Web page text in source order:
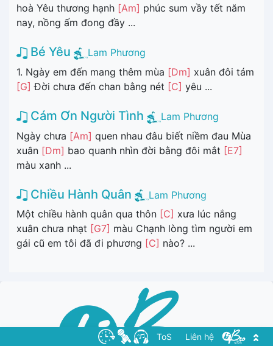
hoà Yêu thương hạnh [Am] phúc sum vầy tết năm
nay, nồng ấm đong đầy ...
Bé Yêu
Lam Phương
1. Ngày em đến mang thêm mùa [Dm] xuân đôi tám
[G] Đời chưa đến chan bằng nét [C] yêu ...
Cám Ơn Người Tình
Lam Phương
Ngày chưa [Am] quen nhau đâu biết niềm đau Mùa
xuân [Dm] bao quanh nhìn đời bằng đôi mắt [E7]
màu xanh ...
Chiều Hành Quân
Lam Phương
Một chiều hành quân qua thôn [C] xưa lúc nắng
xuân chưa nhạt [G7] màu Chạnh lòng tìm người em
gái cũ em tôi đã đi phương [C] nào? ...
ToS Liên hệ